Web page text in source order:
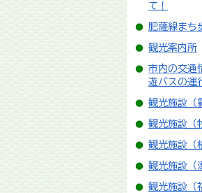
て！
肥薩線まち
観光案内所
市内の交通
遊バスの運
観光施設（
観光施設（
観光施設（
観光施設（
観光施設（